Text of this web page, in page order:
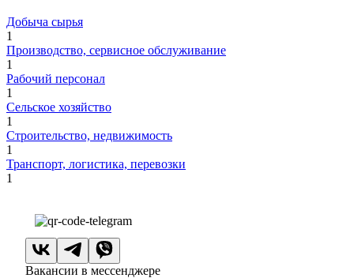
Добыча сырья
1
Производство, сервисное обслуживание
1
Рабочий персонал
1
Сельское хозяйство
1
Строительство, недвижимость
1
Транспорт, логистика, перевозки
1
Вакансии в мессенджере